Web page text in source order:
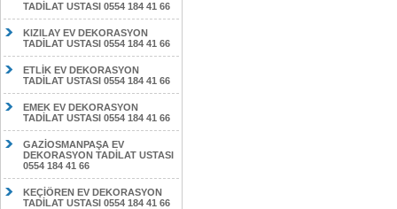
TADİLAT USTASI 0554 184 41 66
KIZILAY EV DEKORASYON
TADİLAT USTASI 0554 184 41 66
ETLİK EV DEKORASYON
TADİLAT USTASI 0554 184 41 66
EMEK EV DEKORASYON
TADİLAT USTASI 0554 184 41 66
GAZİOSMANPAŞA EV
DEKORASYON TADİLAT USTASI
0554 184 41 66
KEÇİÖREN EV DEKORASYON
TADİLAT USTASI 0554 184 41 66